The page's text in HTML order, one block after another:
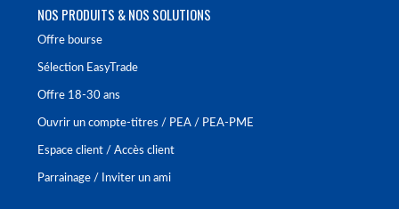
NOS PRODUITS & NOS SOLUTIONS
Offre bourse
Sélection EasyTrade
Offre 18-30 ans
Ouvrir un compte-titres / PEA / PEA-PME
Espace client / Accès client
Parrainage / Inviter un ami